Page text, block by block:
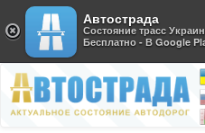
Автострада
Состояние трасс
Бесплатно - В Google